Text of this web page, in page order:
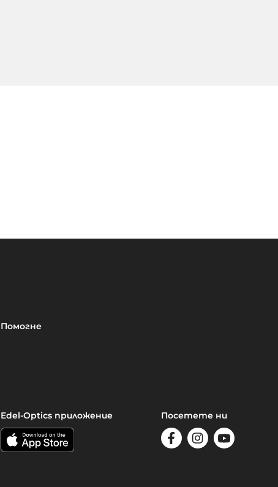
Помогне
Edel-Optics приложение Посетете ни